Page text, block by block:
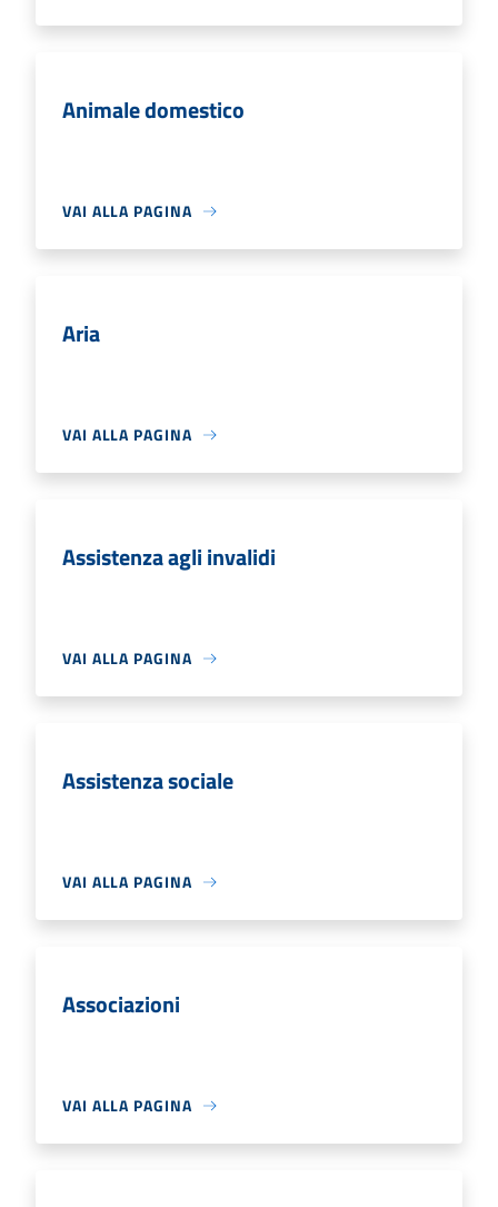
Animale domestico
VAI ALLA PAGINA
Aria
VAI ALLA PAGINA
Assistenza agli invalidi
VAI ALLA PAGINA
Assistenza sociale
VAI ALLA PAGINA
Associazioni
VAI ALLA PAGINA